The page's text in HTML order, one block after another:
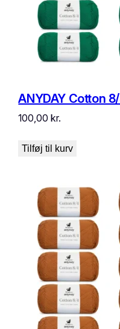
ANYDAY Cotton
100,00kr.
Tilføj til kurv